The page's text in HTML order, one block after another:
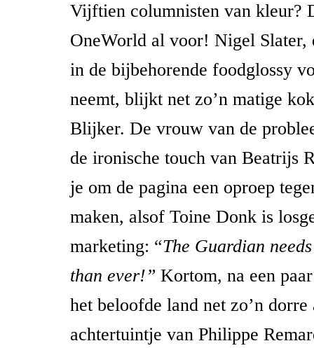
Vijftien columnisten van kleur?
OneWorld al voor! Nigel Slater,
in de bijbehorende foodglossy
neemt, blijkt net zo’n matige
Blijker. De vrouw van de
de ironische touch van Beatrijs
je om de pagina een oproep
maken, alsof Toine Donk is
marketing: “The Guardian
than ever!” Kortom, na een
het beloofde land net zo’n
achtertuintje van Philippe